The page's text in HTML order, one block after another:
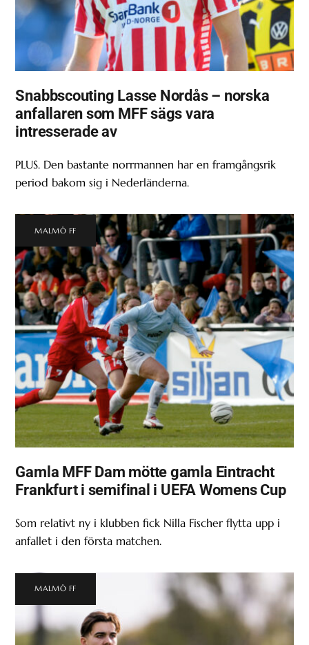
Snabbscouting Lasse Nordås – norska
anfallaren som MFF sägs vara
intresserade av
PLUS. Den bastante norrmannen har en framgångsrik
period bakom sig i Nederländerna.
MALMÖ FF
Gamla MFF Dam mötte gamla Eintracht
Frankfurt i semifinal i UEFA Womens Cup
Som relativt ny i klubben fick Nilla Fischer flytta upp i
anfallet i den första matchen.
MALMÖ FF